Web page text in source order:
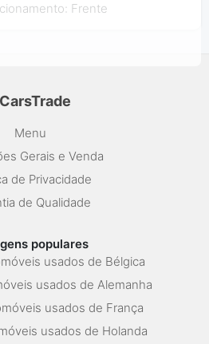
Frente
Menu
Gerais e Venda
de Privacidade
de Qualidade
populares
usados de Bélgica
usados de Alemanha
usados de França
usados de Holanda